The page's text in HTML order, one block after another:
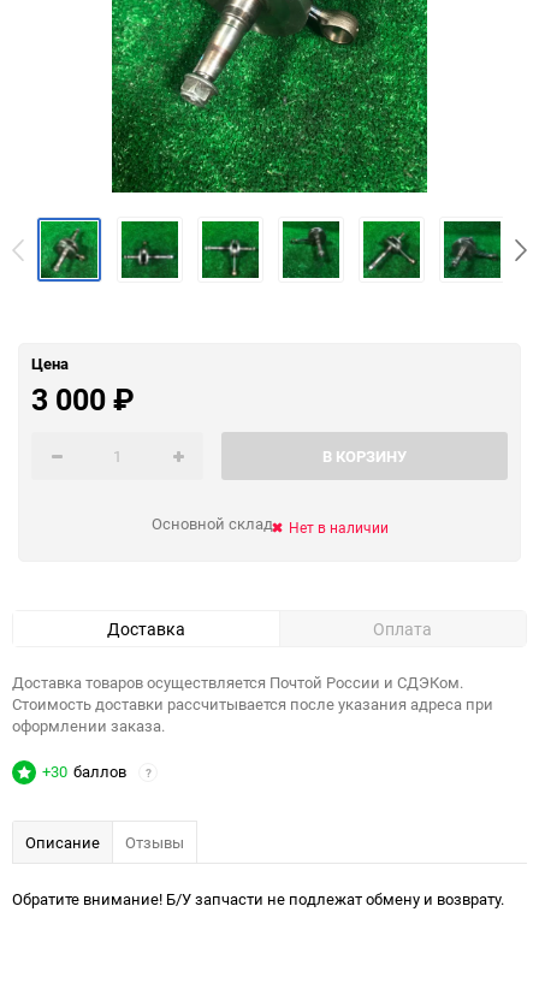
Цена
3 000₽
В КОРЗИНУ
Основной склад Нет в наличии
Доставка Оплата
Доставка товаров осуществляется Почтой России и СДЭКом.
Стоимость доставки рассчитывается после указания адреса при
оформлении заказа.
+30 баллов ?
Описание Отзывы
Обратите внимание! Б/У запчасти не подлежат обмену и возврату.